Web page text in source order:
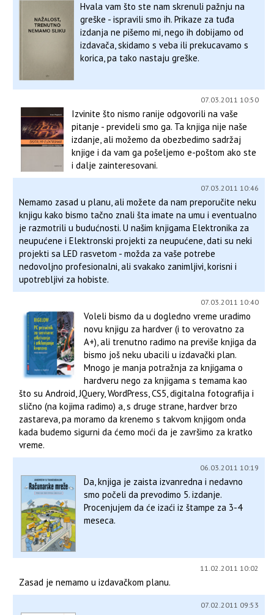
Hvala vam što ste nam skrenuli pažnju na
greške - ispravili smo ih. Prikaze za tuđa
izdanja ne pišemo mi, nego ih dobijamo od
izdavača, skidamo s veba ili prekucavamo s
korica, pa tako nastaju greške.
07.03.2011 10:50
Izvinite što nismo ranije odgovorili na vaše
pitanje - prevideli smo ga. Ta knjiga nije naše
izdanje, ali možemo da obezbedimo sadržaj
knjige i da vam ga pošeljemo e-poštom ako ste
i dalje zainteresovani.
07.03.2011 10:46
Nemamo zasad u planu, ali možete da nam preporučite neku
knjigu kako bismo tačno znali šta imate na umu i eventualno
je razmotrili u budućnosti. U našim knjigama Elektronika za
neupućene i Elektronski projekti za neupućene, dati su neki
projekti sa LED rasvetom - možda za vaše potrebe
nedovoljno profesionalni, ali svakako zanimljivi, korisni i
upotrebljivi za hobiste.
07.03.2011 10:40
Voleli bismo da u dogledno vreme uradimo
novu knjigu za hardver (i to verovatno za
A+), ali trenutno radimo na previše knjiga da
bismo još neku ubacili u izdavački plan.
Mnogo je manja potražnja za knjigama o
hardveru nego za knjigama s temama kao
što su Android, JQuery, WordPress, CS5, digitalna fotografija i
slično (na kojima radimo) a, s druge strane, hardver brzo
zastareva, pa moramo da krenemo s takvom knjigom onda
kada budemo sigurni da ćemo moći da je završimo za kratko
vreme.
06.03.2011 10:19
Da, knjiga je zaista izvanredna i nedavno
smo počeli da prevodimo 5. izdanje.
Procenjujem da će izaći iz štampe za 3-4
meseca.
11.02.2011 10:02
Zasad je nemamo u izdavačkom planu.
07.02.2011 09:53